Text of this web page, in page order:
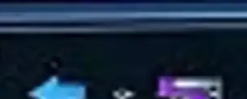
ömrü ve sade tasarımıyla öne çıkan
Detaylı Karşılaştırması
ses ve dayanıklılık özellikleri detaylı